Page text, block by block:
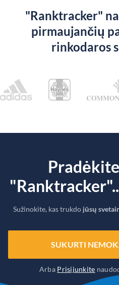
"Ranktracker"
pirmaujančių
rinkodaros
Sužinokite, kas trukdo jūsų
SUKURTI
Arba Prisijunkite